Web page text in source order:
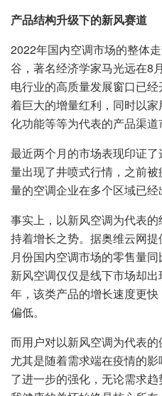
产品结构升级下的新风赛道
2022年国内空调市场的整体
谷，著名经济学家马光远在8
电行业的高质量发展窗口已
着巨大的增量红利，同时以
化功能等等为代表的产品渠道
最近两个月的市场表现印证
量出现了井喷式行情，之前
量的空调企业在多个区域已经
事实上，以新风空调为代表
持着增长之势。据奥维云网
月份国内空调市场的零售量
新风空调仅仅是线下市场却
年，该类产品的增长速度更
偏低。
而用户对以新风空调为代表
尤其是随着需求端在疫情的
了进一步的强化，无论需求